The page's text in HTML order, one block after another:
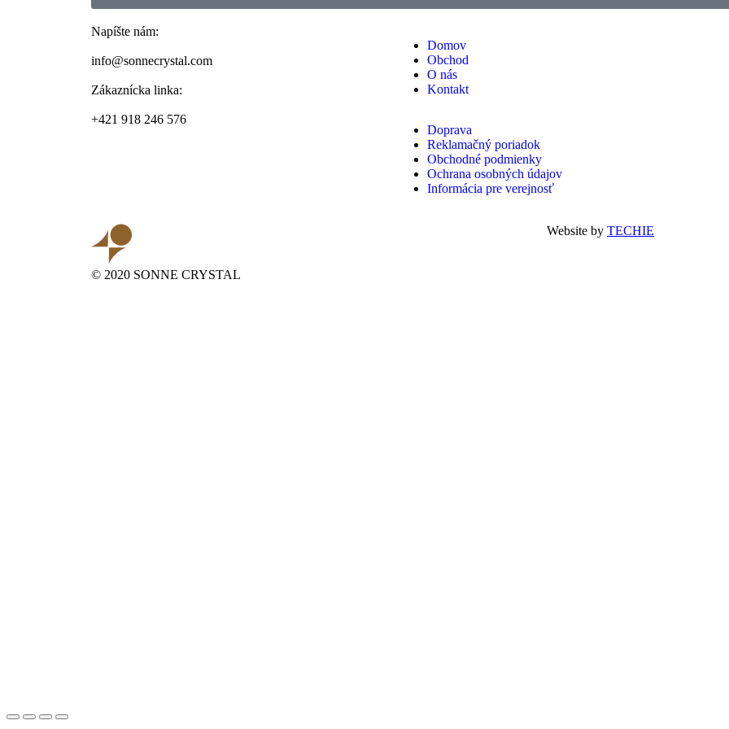
Napíšte nám:
info@sonnecrystal.com
Zákaznícka linka:
+421 918 246 576
Domov
Obchod
O nás
Kontakt
Doprava
Reklamačný poriadok
Obchodné podmienky
Ochrana osobných údajov
Informácia pre verejnosť
© 2020 SONNE CRYSTAL
Website by TECHIE